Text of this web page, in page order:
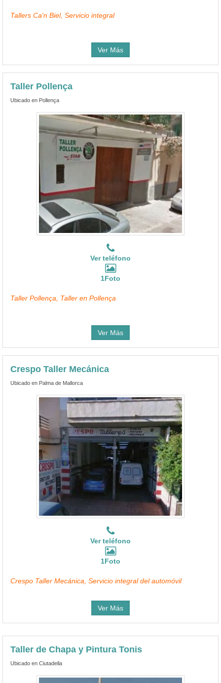
Tallers Ca'n Biel, Servicio integral
Ver Más
Taller Pollença
Ubicado en Pollença
Ver teléfono
1Foto
Taller Pollença, Taller en Pollença
Ver Más
Crespo Taller Mecánica
Ubicado en Palma de Mallorca
Ver teléfono
1Foto
Crespo Taller Mecánica, Servicio integral del automóvil
Ver Más
Taller de Chapa y Pintura Tonis
Ubicado en Ciutadella